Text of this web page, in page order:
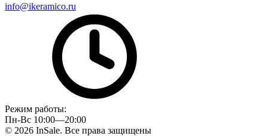
info@ikeramico.ru
Режим работы:
Пн-Вс 10:00—20:00
© 2026 InSale. Все права защищены